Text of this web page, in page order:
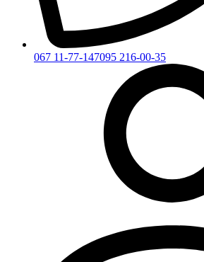
067 11-77-147095 216-00-35